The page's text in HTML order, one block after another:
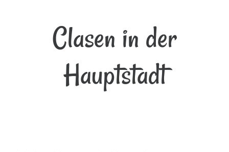
Clasen in der
Hauptstadt